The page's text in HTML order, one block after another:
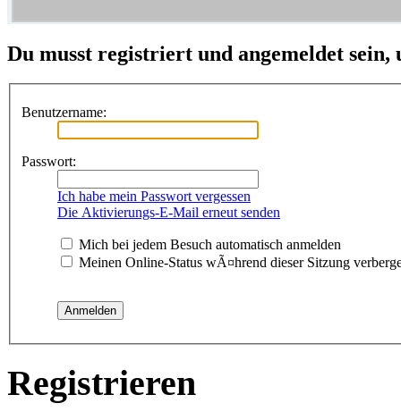
Du musst registriert und angemeldet sein,
Benutzername:
Passwort:
Ich habe mein Passwort vergessen
Die Aktivierungs-E-Mail erneut senden
Mich bei jedem Besuch automatisch anmelden
Meinen Online-Status wÃ¤hrend dieser Sitzung
Registrieren